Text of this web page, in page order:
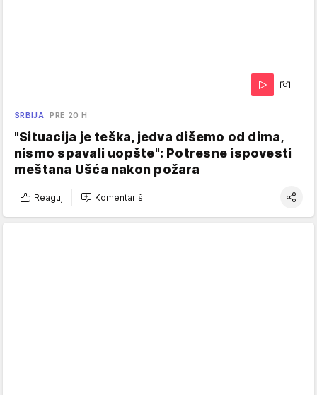
SRBIJA PRE 20 H
"Situacija je teška, jedva dišemo od dima,
nismo spavali uopšte": Potresne ispovesti
meštana Ušća nakon požara
Reaguj Komentariši